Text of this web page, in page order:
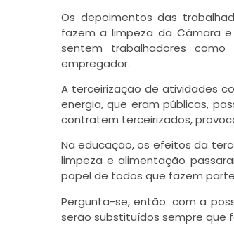
Os depoimentos das
fazem a limpeza da Câmara
sentem trabalhadores
empregador.
A terceirização de atividades
energia, que eram públicas,
contratem terceirizados,
Na educação, os efeitos da
limpeza e alimentação
papel de todos que fazem
Pergunta-se, então: com a
serão substituídos sempre que